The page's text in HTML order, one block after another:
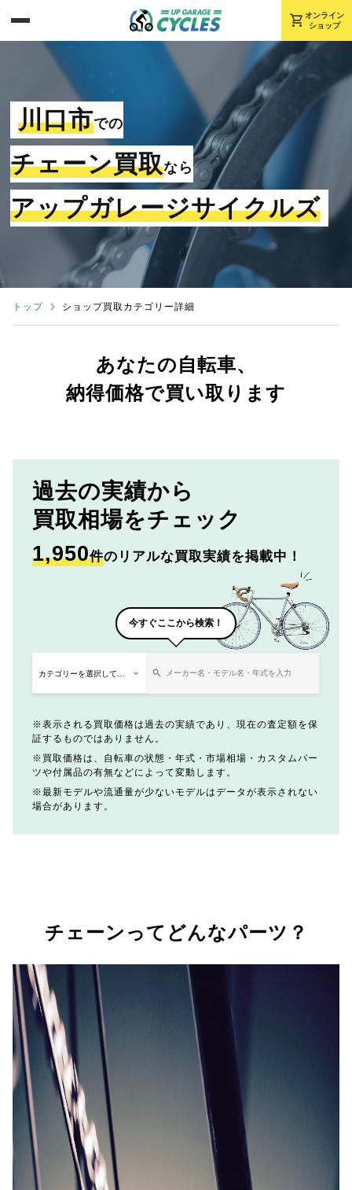
shopping_cart オンライン
ショップ
川口市での
チェーン買取なら
アップガレージサイクルズ
トップ ショップ買取カテゴリー詳細
あなたの自転車、
納得価格で買い取ります
過去の実績から
買取相場をチェック
1,950件のリアルな買取実績を掲載中！
今すぐここから検索！
表示される買取価格は過去の実績であり、現在の査定額を保
証するものではありません。
買取価格は、自転車の状態・年式・市場相場・カスタムパー
ツや付属品の有無などによって変動します。
最新モデルや流通量が少ないモデルはデータが表示されない
場合があります。
チェーンってどんなパーツ？